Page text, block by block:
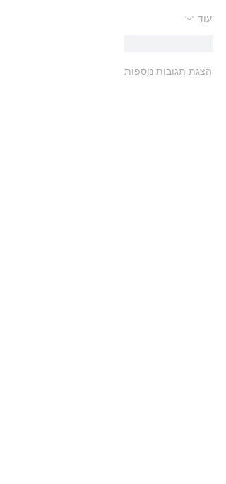
עוד
הצגת תגובות נוספות